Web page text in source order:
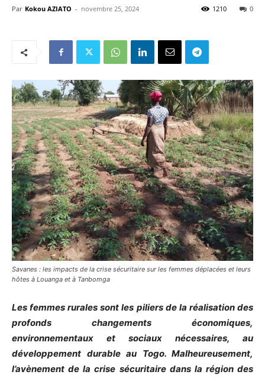
Par Kokou AZIATO - novembre 25, 2024 0
1210
Savanes : les impacts de la crise sécuritaire sur les femmes déplacées et leurs
hôtes à Louanga et à Tanbomga
Les femmes rurales sont les piliers de la réalisation des
profonds changements économiques,
environnementaux et sociaux nécessaires, au
développement durable au Togo. Malheureusement,
l’avènement de la crise sécuritaire dans la région des